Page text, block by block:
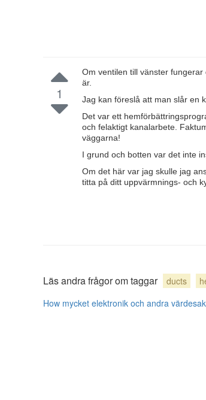
1
Om ventilen till vänster
är.
Jag kan föreslå att man slår en
Det var ett
och felaktigt kanalarbete.
väggarna!
I grund och botten var det inte
Om det här var jag skulle jag
titta på ditt uppvärmnings- och
Läs andra frågor om taggar ducts
How mycket elektronik och andra